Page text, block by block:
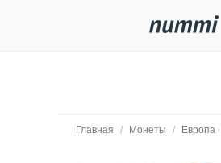
Главная / Монеты / Европа